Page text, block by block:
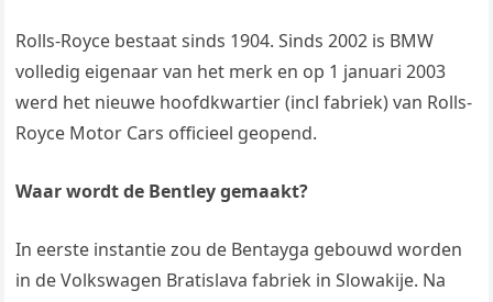
Rolls-Royce bestaat sinds 1904. Sinds 2002 is BMW
volledig eigenaar van het merk en op 1 januari 2003
werd het nieuwe hoofdkwartier (incl fabriek) van Rolls-
Royce Motor Cars officieel geopend.
Waar wordt de Bentley gemaakt?
In eerste instantie zou de Bentayga gebouwd worden
in de Volkswagen Bratislava fabriek in Slowakije. Na